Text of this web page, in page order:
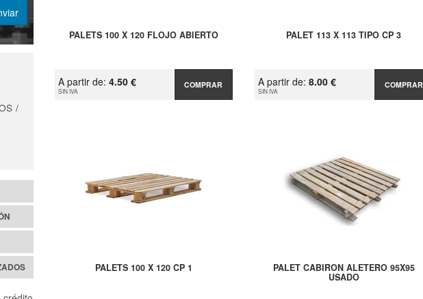
PALETS 100 X 120 FLOJO ABIERTO
A partir de: 4.50 €
SIN IVA
COMPRAR
PALET 113 X 113 TIPO CP 3
A partir de: 8.00 €
SIN IVA
COMPRAR
PALETS 100 X 120 CP 1 PALET CABIRON ALETERO 95X95
USADO